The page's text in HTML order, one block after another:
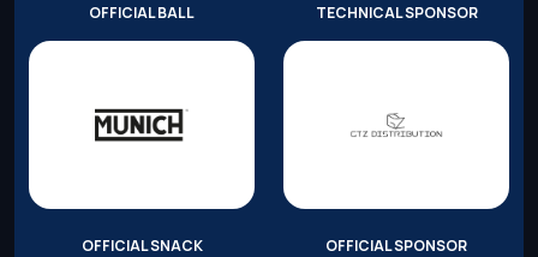
OFFICIAL BALL TECHNICAL SPONSOR
OFFICIAL SNACK OFFICIAL SPONSOR